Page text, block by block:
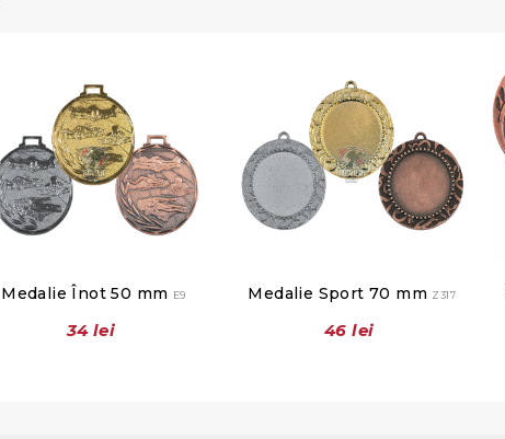
Medalie Înot 50 mm E9
34 lei
Medalie Sport 70 mm Z317
46 lei